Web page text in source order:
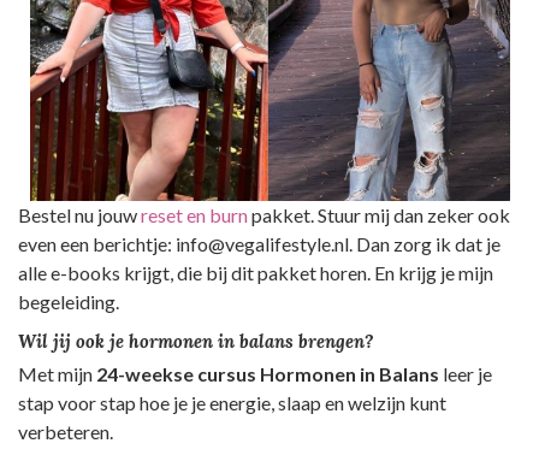
Bestel nu jouwreset en burnpakket. Stuur mij dan zeker ook
even een berichtje: info@vegalifestyle.nl. Dan zorg ik dat je
alle e-books krijgt, die bij dit pakket horen. En krijg je mijn
begeleiding.
Wil jij ook je hormonen in balans brengen?
Met mijn 24-weekse cursus Hormonen in Balans leer je
stap voor stap hoe je je energie, slaap en welzijn kunt
verbeteren.